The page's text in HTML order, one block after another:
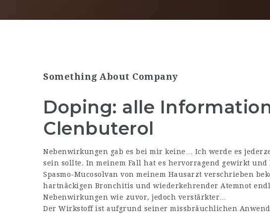
Something About Company
Doping: alle
Clenbuterol
Nebenwirkungen gab es bei mir keine… Ich werde es
sein sollte. In meinem Fall hat es hervorragend gewirkt
Spasmo-Mucosolvan von meinem Hausarzt verschrieben
hartnäckigen Bronchitis und wiederkehrender Atemnot
Nebenwirkungen wie zuvor, jedoch verstärkter…
Der Wirkstoff ist aufgrund seiner missbräuchlichen